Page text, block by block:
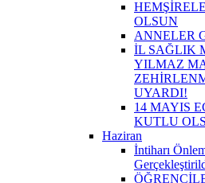
OLSUN
ANNELER
İL SAĞLIK
YILMAZ
UYARDI!
14 MAYIS
KUTLU
Haziran
İntiharı